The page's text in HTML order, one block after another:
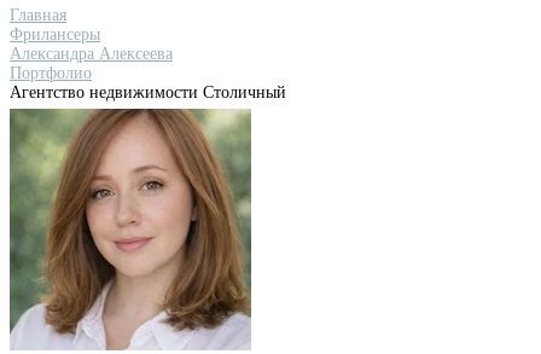
Главная
Фрилансеры
Александра Алексеева
Портфолио
Агентство недвижимости Столичный